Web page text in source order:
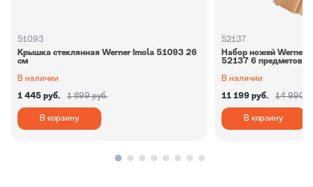
51093
Крышка стеклянная Werner Imola 51093 26
см
В наличии
1 445 руб. 1 699 руб.
В корзину
52137
Набор ножей Werner
52137 6 предметов
В наличии
11 199 руб. 14 990
В корзину